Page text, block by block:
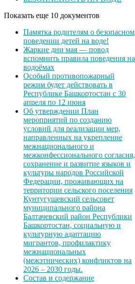
Показать еще 10 документов
Памятка родителям о безопасном
поведении детей на воде!
Жаркие дни мая — повод
вспомнить правила поведения на
водоёмах
Особый противопожарный
режим будет действовать в
Республике Башкортостан с 30
апреля по 12 июня
Об утверждении План
мероприятий по созданию
условий для реализации мер,
направленных на укрепление
межнационального и
межконфессионального согласия,
сохранение и развитие языков и
культуры народов Российской
Федерации, проживающих на
территории сельского поселения
Кунтугушевский сельсовет
муниципального района
Балтачевский район Республики
Башкортостан, социальную и
культурную адаптацию
мигрантов, профилактику
межнациональных
(межэтнических) конфликтов на
2026 – 2030 годы.
Состав и содержание